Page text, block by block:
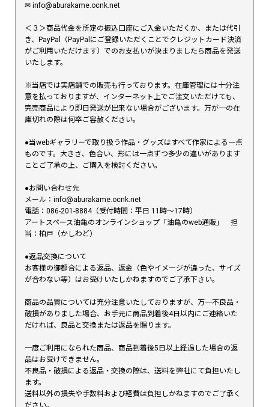
✉︎ info@aburakame.ocnk.net
＜３＞商品代金を所定の振込口座にご入金いただくか、または代引
き、PayPal（PayPalにご登録いただくことでクレジットカード決済
がご利用いただけます）でのお支払いが決まりましたら商品を発送
いたします。
※当店では実店舗での販売も行っております。在庫管理には十分注
意を払っておりますが、インターネット上でご注文いただけても、
完売商品により即日発送が出来ない場合がございます。万が一の在
庫切れの際は何卒ご容赦ください。
●当webギャラリーで取り扱う作品・グッズはすべて作家による一点
ものです。大きさ、色合い、形には一点ずつ多少の違いがあります
ことご了承の上、ご購入を検討ください。
●お問い合わせ先
メール：info@aburakame.ocnk.net
電話：086-201-8884（受付時間：平日 11時〜17時）
アートスペース油亀のオンラインショップ「油亀のweb通販」 担
当：柏戸（かしわど）
●返品交換について
お客様の御都合による返品、返金（色やイメージが違った、サイズ
が合わない等）はお受けいたしかねますのでご了承下さい。
商品の品質については充分注意いたしておりますが、万一不良品・
破損がありました場合、お手元に商品到着後4日以内にご連絡いた
だければ、良品と交換または返品を賜ります。
一度ご利用になられた商品、商品到着後5日以上経過した場合の返
品はお受けできません。
不良品・破損による返品・交換の際は、送料を弊社にて負担いたし
ます。
送料以外の損失や手数料および経費は負担しかねますのでご了承く
ださい。